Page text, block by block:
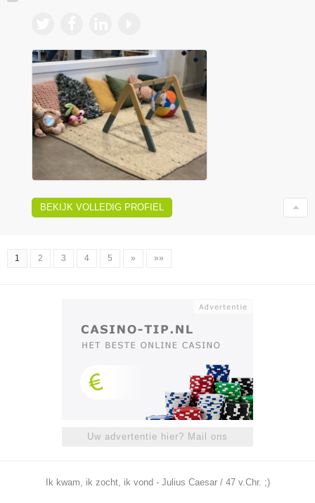
BEKIJK VOLLEDIG PROFIEL
1 2 3 4 5 » »»
Uw advertentie hier? Mail ons
Ik kwam, ik zocht, ik vond - Julius Caesar / 47 v.Chr. ;)